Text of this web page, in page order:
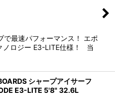
最速パフォーマンス！ エポ
ノロジー E3-LITE仕様！ 当
シャープアイサーフ
E3-LITE 5'8" 32.6L